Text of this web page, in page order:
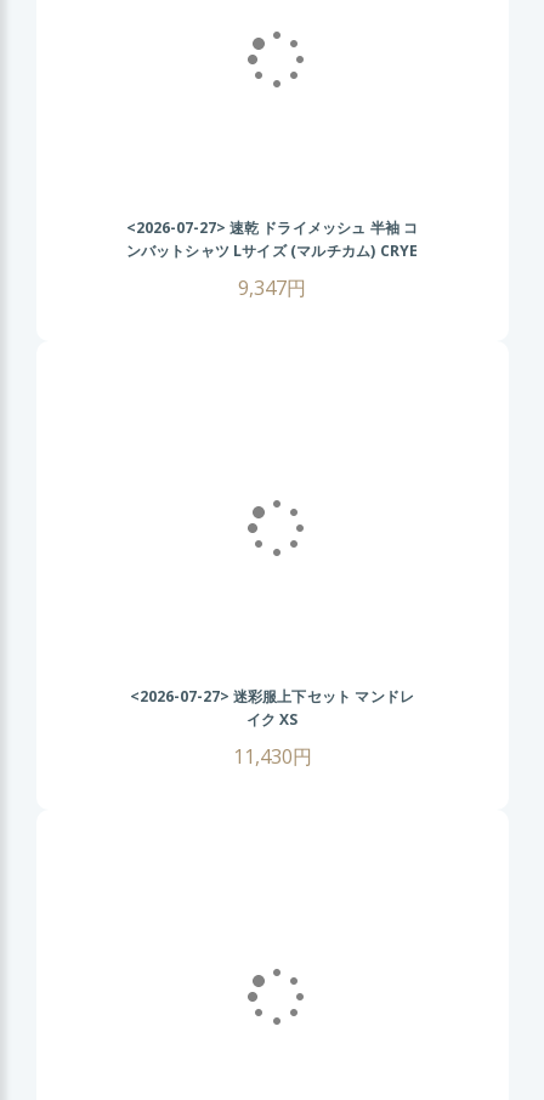
<2026-07-27> 速乾 ドライメッシュ 半袖 コ
ンバットシャツ Lサイズ (マルチカム) CRYE
闘服 サバゲー装備 サバイバルゲーム メンズ
9,347円
<2026-07-27> 迷彩服上下セット マンドレ
イク XS
11,430円